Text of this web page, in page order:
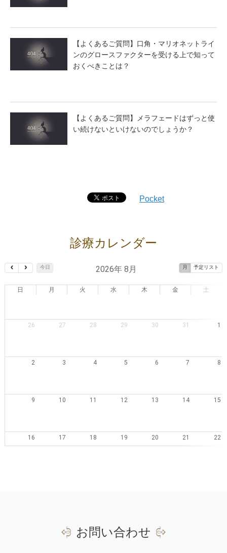
【よくあるご質問】口角・マリオネットライ
ンのグロースファクターを受ける上で知って
おくべきことは？
【よくあるご質問】メラフェードはずっと使
い続けないといけないのでしょうか？
Pocket
診療カレンダー
今日 月 予定リスト
2026年 8月
日 月 火 水 木 金 土
26 27 28 29 30 31 1
2 3 4 5 6 7 8
9 10 11 12 13 14 15
16 17 18 19 20 21 22
お問い合わせ